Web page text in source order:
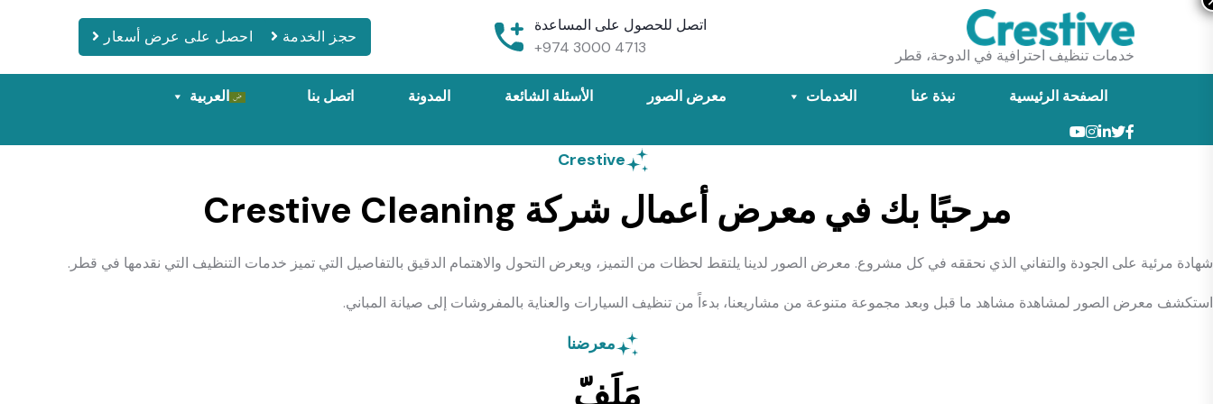
خدمات تنظيف احترافية في الدوحة، قطر
اتصل للحصول على المساعدة
+974 3000 4713
حجز الخدمة احصل على عرض أسعار
الصفحة الرئيسية نبذة عنا الخدمات معرض الصور الأسئلة الشائعة المدونة اتصل بنا العربية
Crestive
مرحبًا بك في معرض أعمال شركة Crestive Cleaning
شهادة مرئية على الجودة والتفاني الذي نحققه في كل مشروع. معرض الصور لدينا يلتقط لحظات من التميز، ويعرض التحول والاهتمام الدقيق بالتفاصيل التي تميز خدمات التنظيف التي نقدمها في قطر.
استكشف معرض الصور لمشاهدة مشاهد ما قبل وبعد مجموعة متنوعة من مشاريعنا، بدءاً من تنظيف السيارات والعناية بالمفروشات إلى صيانة المباني.
معرضنا
مَلَفّ